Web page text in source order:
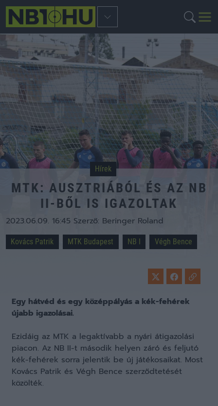
Hírek
MTK: AUSZTRIÁBÓL ÉS AZ NB
II-BŐL IS IGAZOLTAK
2023.06.09. 16:45 Szerző: Beringer Roland
Kovács Patrik MTK Budapest NB I Végh Bence
Egy hátvéd és egy középpályás a kék-fehérek
újabb igazolásai.
Ezidáig az MTK a legaktívabb a nyári átigazolási
piacon. Az NB II-t második helyen záró és feljutó
kék-fehérek sorra jelentik be új játékosaikat. Most
Kovács Patrik és Végh Bence szerződtetését
közölték.